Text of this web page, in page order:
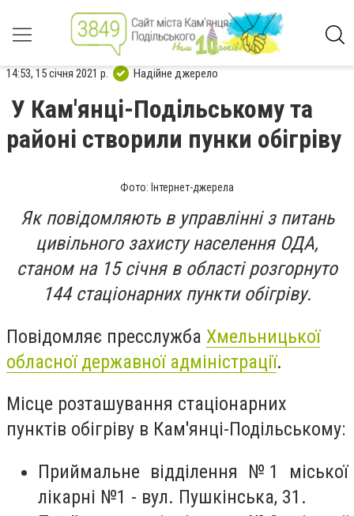
14:53, 15 січня 2021 р. Надійне джерело
У Кам'янці-Подільському та
районі створили пунки обігріву
Фото: Інтернет-джерела
Як повідомляють в управлінні з питань
цивільного захисту населення ОДА,
станом на 15 січня в області розгорнуто
144 стаціонарних пункти обігріву.
Повідомляє пресслужба Хмельницької
облаcної державної адміністрації.
Місце розташування стаціонарних
пунктів обігріву в Кам'янці-Подільському:
Приймальне відділення №1 міської
лікарні №1 - вул. Пушкінська, 31.